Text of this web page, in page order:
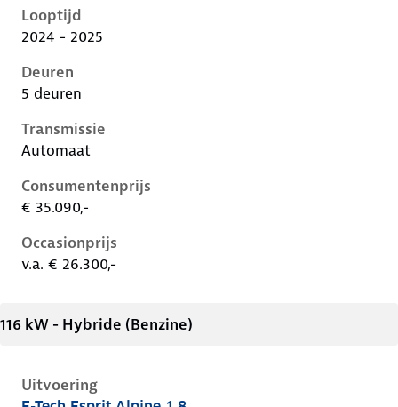
Looptijd
2024 - 2025
Deuren
5 deuren
Transmissie
Automaat
Consumentenprijs
€ 35.090,-
Occasionprijs
v.a. € 26.300,-
116 kW - Hybride (Benzine)
Uitvoering